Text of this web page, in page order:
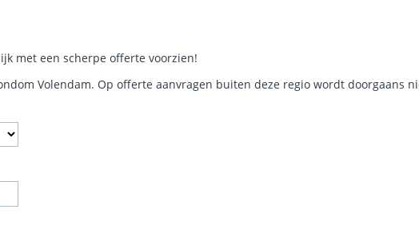
met een scherpe offerte voorzien!
Volendam. Op offerte aanvragen buiten deze regio wordt doorgaans